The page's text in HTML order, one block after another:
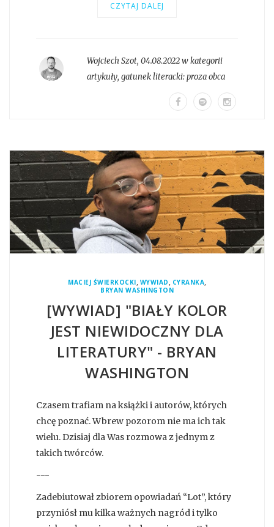
CZYTAJ DALEJ
Wojciech Szot, 04.08.2022 w kategorii
artykuły, gatunek literacki:proza obca
MACIEJ ŚWIERKOCKI, WYWIAD , CYRANKA,
BRYAN WASHINGTON
[WYWIAD] "BIAŁY KOLOR
JEST NIEWIDOCZNY DLA
LITERATURY" - BRYAN
WASHINGTON
Czasem trafiam na książki i autorów, których
chcę poznać. Wbrew pozorom nie ma ich tak
wielu. Dzisiaj dla Was rozmowa z jednym z
takich twórców.
---
Zadebiutował zbiorem opowiadań “Lot”, który
przyniósł mu kilka ważnych nagród i tylko